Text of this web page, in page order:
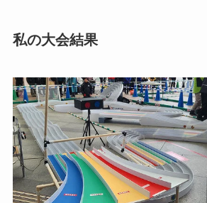
私の大会結果